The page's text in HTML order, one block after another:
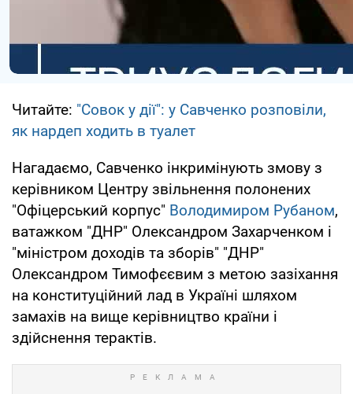
Читайте: "Совок у дії": у Савченко розповіли,
як нардеп ходить в туалет
Нагадаємо, Савченко інкримінують змову з
керівником Центру звільнення полонених
"Офіцерський корпус" Володимиром Рубаном,
ватажком "ДНР" Олександром Захарченком і
"міністром доходів та зборів" "ДНР"
Олександром Тимофєєвим з метою зазіхання
на конституційний лад в Україні шляхом
замахів на вище керівництво країни і
здійснення терактів.